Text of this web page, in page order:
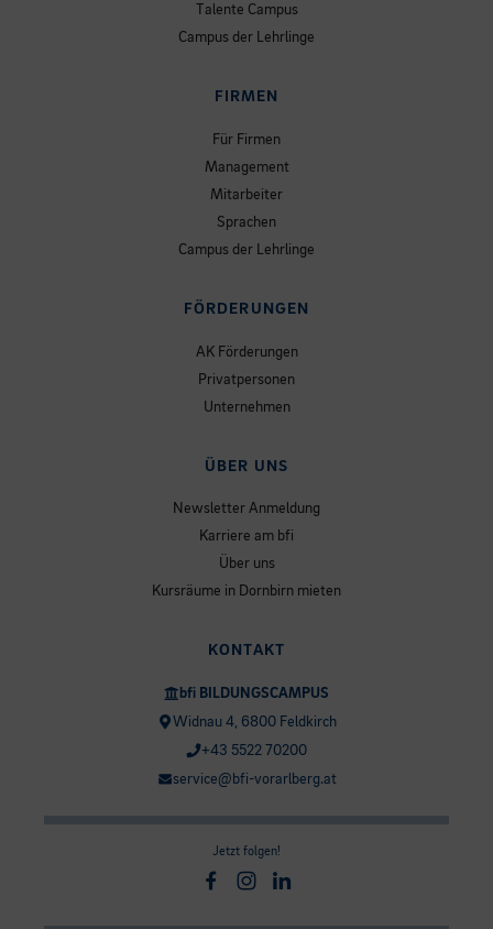
Talente Campus
Campus der Lehrlinge
FIRMEN
Für Firmen
Management
Mitarbeiter
Sprachen
Campus der Lehrlinge
FÖRDERUNGEN
AK Förderungen
Privatpersonen
Unternehmen
ÜBER UNS
Newsletter Anmeldung
Karriere am bfi
Über uns
Kursräume in Dornbirn mieten
KONTAKT
bfi BILDUNGSCAMPUS
Widnau 4, 6800 Feldkirch
+43 5522 70200
service@bfi-vorarlberg.at
Jetzt folgen!
Facebook
Instagram
Linkedin